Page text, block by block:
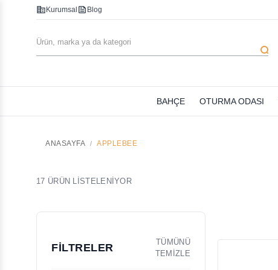
corporate_fare Kurumsal feed Blog
search
BAHÇE OTURMA ODASI
ANASAYFA APPLEBEE
17 ÜRÜN LİSTELENİYOR
FİLTRELER
TÜMÜNÜ
TEMİZLE